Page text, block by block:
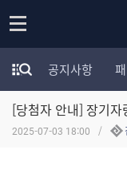
p
e
n
모
험
가
포
공지사항
[당첨자 안내] 장기자
2025-07-03 18:00